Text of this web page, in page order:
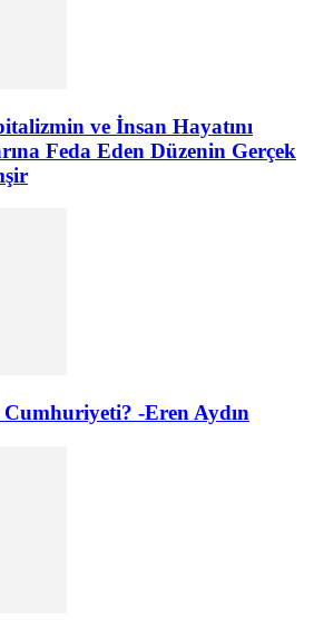
ve İnsan Hayatını
Feda Eden Düzenin Gerçek
-Eren Aydın